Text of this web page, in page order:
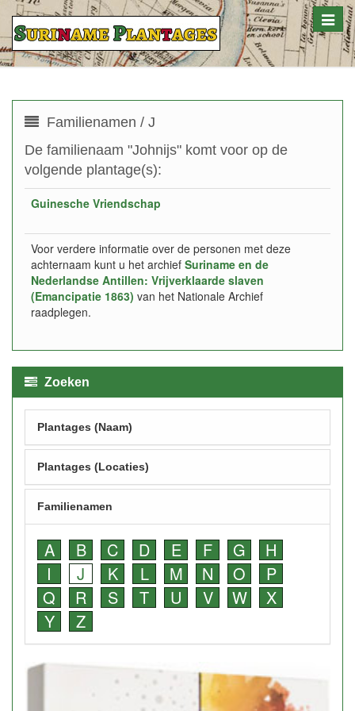
Toggle
Familienamen / J
De familienaam "Johnijs" komt voor op de
volgende plantage(s):
Guinesche Vriendschap
Voor verdere informatie over de personen met deze
achternaam kunt u het archief Suriname en de
Nederlandse Antillen: Vrijverklaarde slaven
(Emancipatie 1863) van het Nationale Archief
raadplegen.
Zoeken
Plantages (Naam)
Plantages (Locaties)
Familienamen
A B C D E F G
H
I
J K L M N O
P
Q
R S T U V W
X
Y
Z